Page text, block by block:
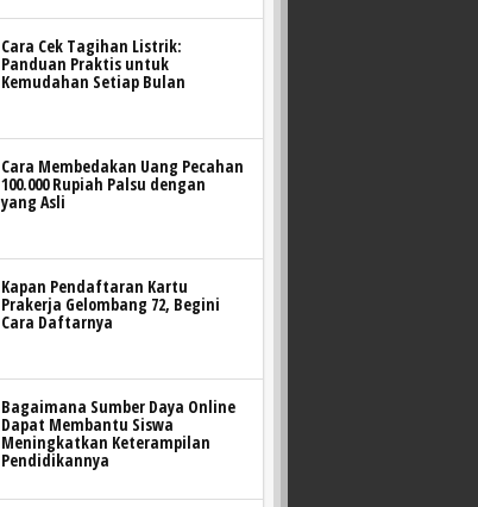
Cara Cek Tagihan Listrik:
Panduan Praktis untuk
Kemudahan Setiap Bulan
Cara Membedakan Uang Pecahan
100.000 Rupiah Palsu dengan
yang Asli
Kapan Pendaftaran Kartu
Prakerja Gelombang 72, Begini
Cara Daftarnya
Bagaimana Sumber Daya Online
Dapat Membantu Siswa
Meningkatkan Keterampilan
Pendidikannya